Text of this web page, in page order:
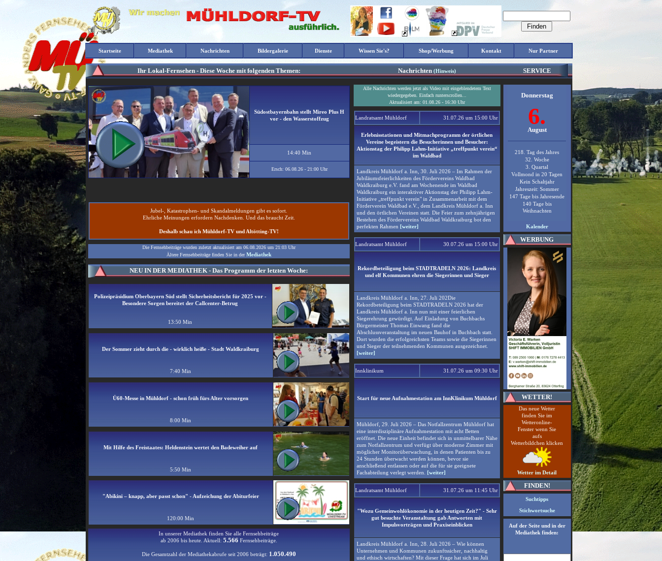
Startseite Mediathek Nachrichten Bildergalerie Dienste Wissen Sie's? Shop/Werbung Kontakt Nur Partner
Ihr Lokal-Fernsehen - Diese Woche mit folgenden Themen: Nachrichten (Hinweis) SERVICE
Südostbayernbahn stellt Mireo Plus H
vor - den Wasserstoffzug
14:40 Min
Ersch: 06.08.26 - 21:00 Uhr
Jubel-, Katastrophen- und Skandalmeldungen gibt es sofort.
Ehrliche Meinungen erfordern Nachdenken. Und das braucht Zeit.
Deshalb schau ich Mühldorf-TV und Altötting-TV!
Die Fernsehbeiträge wurden zuletzt aktualisiert am 06.08.2026um 21:03Uhr
Ältere Fernsehbeiträge finden Sie in derMediathek
NEU IN DER MEDIATHEK - Das Programm der letzten Woche:
Polizeipräsidium Oberbayern Süd stellt Sicherheitsbericht für 2025 vor -
Besondere Sorgen bereitet der Callcenter-Betrug
13:50 Min
Der Sommer zieht durch die - wirklich heiße - Stadt Waldkraiburg
7:40 Min
Ü60-Messe in Mühldorf - schon früh fürs Alter vorsorgen
8:00 Min
Mit Hilfe des Freistaates: Heldenstein wertet den Badeweiher auf
5:50 Min
"Abikini – knapp, aber passt schon" - Aufzeichung der Abiturfeier
120:00 Min
In unserer Mediathek finden Sie alle Fernsehbeiträge
ab 2006 bis heute. Aktuell: 5.566 Fernsehbeiträge.
Die Gesamtzahl der Mediathekabrufe seit 2006 beträgt: 1.050.490
Alle Nachrichten werden jetzt als Video mit eingeblendetem Text
wiedergegeben. Einfach runterscrollen...
Aktualisiert am: 01.08.26 - 16:30 Uhr
Landratsamt Mühldorf 31.07.26 um 15:00 Uhr
Erlebnisstationen und Mitmachprogramm der örtlichen
Vereine begeistern die Besucherinnen und Besucher:
Aktionstag der Philipp Lahm-Initiative „treffpunkt verein“
im Waldbad
Landkreis Mühldorf a. Inn, 30. Juli 2026 – Im Rahmen der
Jubiläumsfeierlichkeiten des Fördervereins Waldbad
Waldkraiburg e.V. fand am Wochenende im Waldbad
Waldkraiburg ein interaktiver Aktionstag der Philipp Lahm-
Initiative „treffpunkt verein" in Zusammenarbeit mit dem
Förderverein Waldbad e.V., dem Landkreis Mühldorf a. Inn
und den örtlichen Vereinen statt. Die Feier zum zehnjährigen
Bestehen des Fördervereins Waldbad Waldkraiburg bot den
perfekten Rahmen [weiter]
Landratsamt Mühldorf 30.07.26 um 15:00 Uhr
Rekordbeteiligung beim STADTRADELN 2026: Landkreis
und elf Kommunen ehren die Siegerinnen und Sieger
Landkreis Mühldorf a. Inn, 27. Juli 202Die
Rekordbeteiligung beim STADTRADELN 2026 hat der
Landkreis Mühldorf a. Inn nun mit einer feierlichen
Siegerehrung gewürdigt. Auf Einladung von Buchbachs
Bürgermeister Thomas Einwang fand die
Abschlussveranstaltung im neuen Bauhof in Buchbach statt.
Dort wurden die erfolgreichsten Teams sowie die Siegerinnen
und Sieger der teilnehmenden Kommunen ausgezeichnet.
[weiter]
Innklinikum 31.07.26 um 09:30 Uhr
Start für neue Aufnahmestation am InnKlinikum Mühldorf
Mühldorf, 29. Juli 2026 – Das Notfallzentrum Mühldorf hat
eine interdisziplinäre Aufnahmestation mit acht Betten
eröffnet. Die neue Einheit befindet sich in unmittelbarer Nähe
zum Notfallzentrum und verfügt über moderne Zimmer mit
möglicher Monitorüberwachung, in denen Patienten bis zu
24 Stunden überwacht werden können, bevor sie
anschließend entlassen oder auf die für sie geeignete
Fachabteilung verlegt werden. [weiter]
Landratsamt Mühldorf 31.07.26 um 11:45 Uhr
"Wozu Gemeinwohlökonomie in der heutigen Zeit?" - Sehr
gut besuchte Veranstaltung gab Antworten mit
Impulsvorträgen und Praxiseinblicken
Landkreis Mühldorf a. Inn, 28. Juli 2026 – Wie können
Unternehmen und Kommunen zukunftssicher, nachhaltig
und ethisch wirtschaften? Mit dieser Frage hat sich im Juli
Donnerstag
6.
August
218. Tag des Jahres
32. Woche
3. Quartal
Vollmond in 20 Tagen
Kein Schaltjahr
Jahreszeit: Sommer
147 Tage bis Jahresende
140 Tage bis
Weihnachten
Kalender
WERBUNG
WETTER!
Das neue Wetter
finden Sie im
Wetteronline-
Fenster wenn Sie
aufs
Wetterbildchen klicken
Wetter im Detail
FINDEN!
Suchtipps
Stichwortsuche
Auf der Seite und in der
Mediathek finden:
Mühldorf-TV - Ihr Lokalfernsehen aus Mühldorf a. Inn - jede Woche neu - Startseite